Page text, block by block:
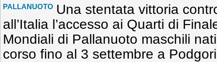
PALLANUOTO Una stentata vittoria
all’Italia l’accesso ai Quarti di
Mondiali di Pallanuoto maschili
corso fino al 3 settembre a